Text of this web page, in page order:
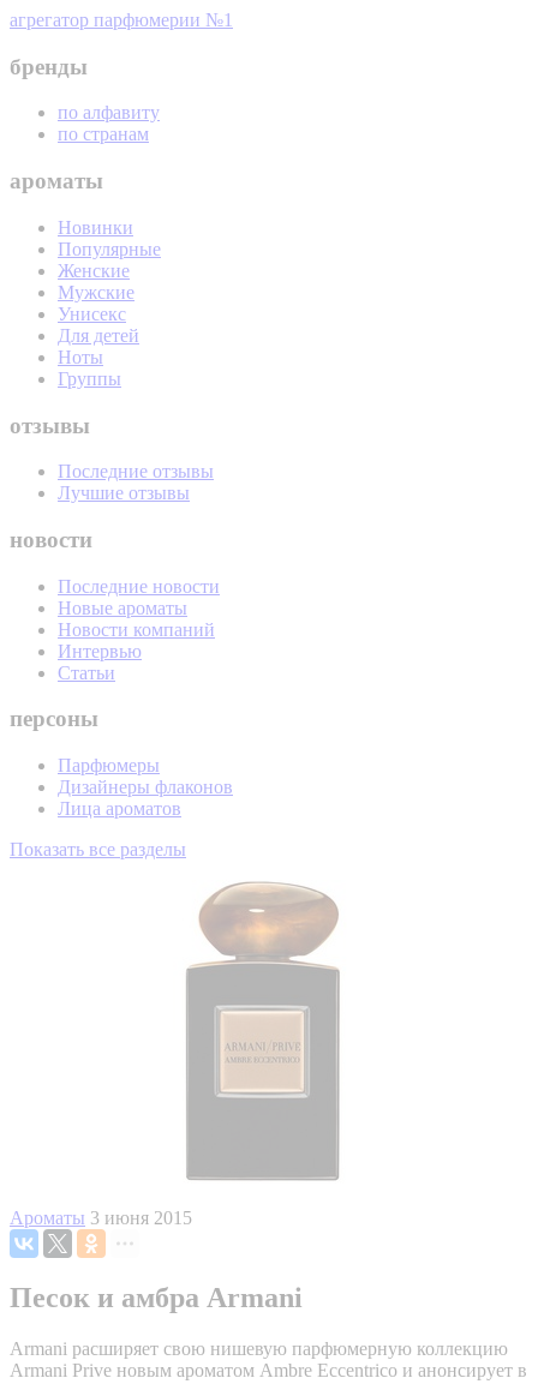
агрегатор парфюмерии №1
бренды
по алфавиту
по странам
ароматы
Новинки
Популярные
Женские
Мужские
Унисекс
Для детей
Ноты
Группы
отзывы
Последние отзывы
Лучшие отзывы
новости
Последние новости
Новые ароматы
Новости компаний
Интервью
Статьи
персоны
Парфюмеры
Дизайнеры флаконов
Лица ароматов
Показать все разделы
Ароматы 3 июня 2015
Песок и амбра Armani
Armani расширяет свою нишевую парфюмерную коллекцию
Armani Prive новым ароматом Ambre Eccentrico и анонсирует в